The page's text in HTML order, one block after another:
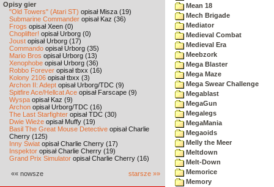
Opisy gier
"Old Towers" (Atari ST) opisał Misza (19)
Submarine Commander opisał Kaz (36)
Frogs opisał Xeen (0)
Choplifter! opisał Urborg (0)
Joust opisał Urborg (17)
Commando opisał Urborg (35)
Mario Bros opisał Urborg (13)
Xenophobe opisał Urborg (36)
Robbo Forever opisał tbxx (16)
Kolony 2106 opisał tbxx (3)
Archon II: Adept opisał Urborg/TDC (9)
Spitfire Ace/Hellcat Ace opisał Farscape (9)
Wyspa opisał Kaz (9)
Archon opisał Urborg/TDC (16)
The Last Starfighter opisał TDC (30)
Dwie Wieże opisał Muffy (19)
Basil The Great Mouse Detective opisał Charlie
Cherry (125)
Inny Świat opisał Charlie Cherry (17)
Inspektor opisał Charlie Cherry (19)
Grand Prix Simulator opisał Charlie Cherry (16)
«« nowsze starsze »»
Mean 18
Mech Brigade
Mediator
Medieval Combat
Medieval Era
Meebzork
Mega Blaster
Mega Maze
Mega Swear Challenge
Megablast
MegaGun
Megalegs
MegaMania
Megaoids
Melly the Meer
Meltdown
Melt-Down
Memorice
Memory